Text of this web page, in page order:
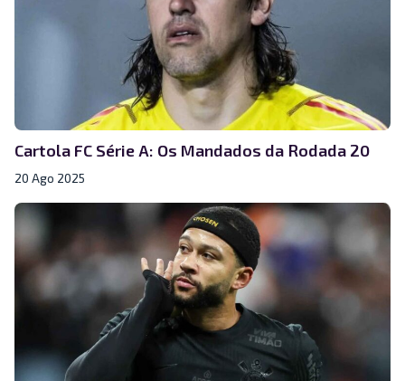
Cartola FC Série A: Os Mandados da Rodada 20
20 Ago 2025